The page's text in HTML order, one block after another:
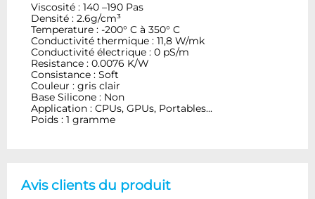
Viscosité : 140 –190 Pas
Densité : 2.6g/cm³
Temperature : -200° C à 350° C
Conductivité thermique : 11,8 W/mk
Conductivité électrique : 0 pS/m
Resistance : 0.0076 K/W
Consistance : Soft
Couleur : gris clair
Base Silicone : Non
Application : CPUs, GPUs, Portables...
Poids : 1 gramme
Avis clients du produit